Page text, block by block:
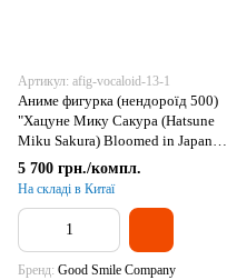
Артикул: afig-vocaloid-13-1
Аниме фигурка (нендороїд 500)
"Хацуне Мику Сакура (Hatsune
Miku Sakura) Bloomed in Japan" -
10 см, оригінал
5 700 грн./компл.
На складі в Китаї
Бренд Good Smile Company